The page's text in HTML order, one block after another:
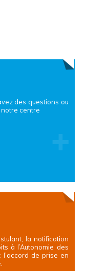
des questions ou
notre centre
la notification
à l’Autonomie des
l’accord de prise en